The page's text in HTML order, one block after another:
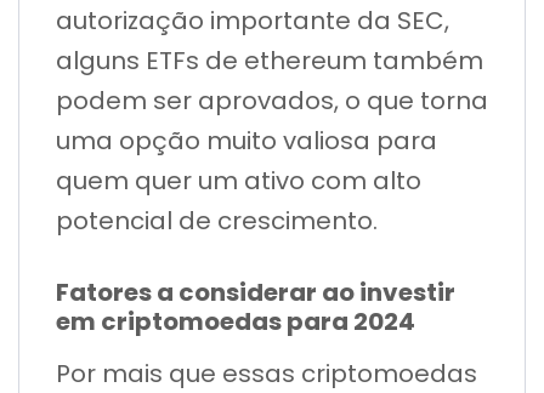
autorização importante da SEC,
alguns ETFs de ethereum também
podem ser aprovados, o que torna
uma opção muito valiosa para
quem quer um ativo com alto
potencial de crescimento.
Fatores a considerar ao investir
em criptomoedas para 2024
Por mais que essas criptomoedas